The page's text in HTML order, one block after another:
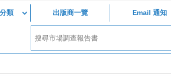
類 出版商一覽 Email 通知